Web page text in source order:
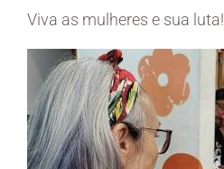
Viva as mulheres e sua luta!